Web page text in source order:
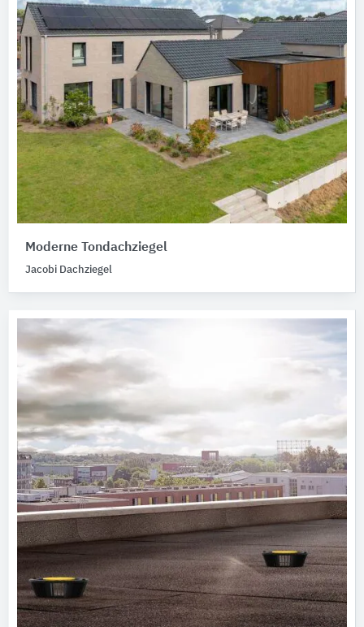
Moderne Tondachziegel
Jacobi Dachziegel